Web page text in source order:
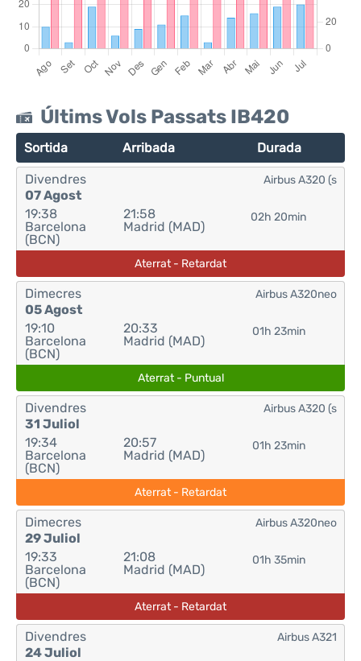
Últims Vols Passats IB420
Sortida Arribada Durada
Divendres
07 Agost
19:38
Barcelona
(BCN)
21:58
Madrid (MAD)
02h 20min
Airbus A320 (s
Aterrat - Retardat
Dimecres
05 Agost
19:10
Barcelona
(BCN)
20:33
Madrid (MAD)
01h 23min
Airbus A320neo
Aterrat - Puntual
Divendres
31 Juliol
19:34
Barcelona
(BCN)
20:57
Madrid (MAD)
01h 23min
Airbus A320 (s
Aterrat - Retardat
Dimecres
29 Juliol
19:33
Barcelona
(BCN)
21:08
Madrid (MAD)
01h 35min
Airbus A320neo
Aterrat - Retardat
Divendres
24 Juliol
Airbus A321